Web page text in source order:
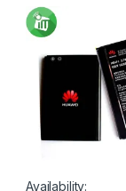
Availability: